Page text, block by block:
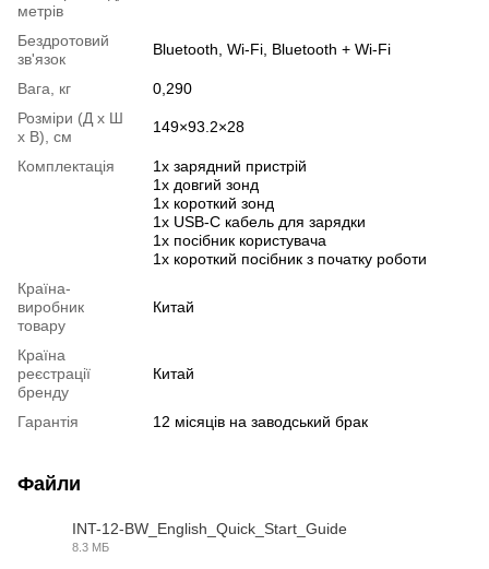
метрів
Бездротовий
зв'язок
Bluetooth, Wi-Fi, Bluetooth + Wi-Fi
Вага, кг
0,290
Розміри (Д х Ш
х В), см
149×93.2×28
Комплектація
1х зарядний пристрій
1х довгий зонд
1х короткий зонд
1х USB-C кабель для зарядки
1х посібник користувача
1х короткий посібник з початку роботи
Країна-
виробник
товару
Китай
Країна
реєстрації
бренду
Китай
Гарантія 12 місяців на заводський брак
Файли
INT-12-BW_English_Quick_Start_Guide
8.3 МБ